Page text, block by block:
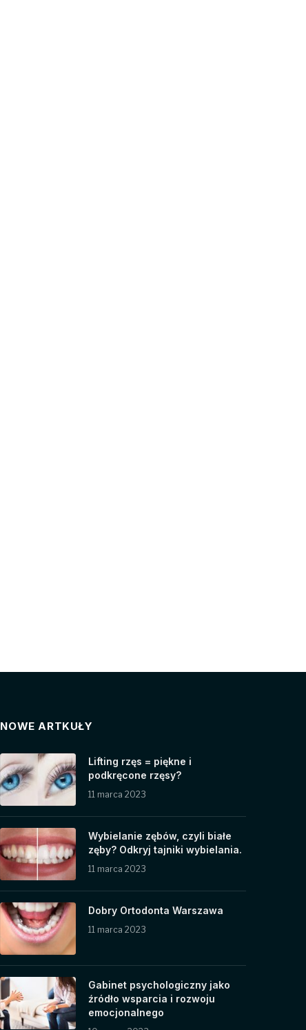
NOWE ARTKUŁY
Lifting rzęs = piękne i
podkręcone rzęsy?
11 marca 2023
Wybielanie zębów, czyli białe
zęby? Odkryj tajniki wybielania.
11 marca 2023
Dobry Ortodonta Warszawa
11 marca 2023
Gabinet psychologiczny jako
źródło wsparcia i rozwoju
emocjonalnego